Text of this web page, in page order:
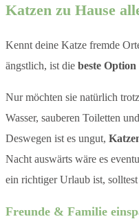
Katzen zu Hause
Kennt deine Katze fremde
ängstlich, ist die beste Option
Nur möchten sie natürlich
Wasser, sauberen Toiletten
Deswegen ist es ungut,
Nacht auswärts wäre es
ein richtiger Urlaub ist,
Freunde & Familie